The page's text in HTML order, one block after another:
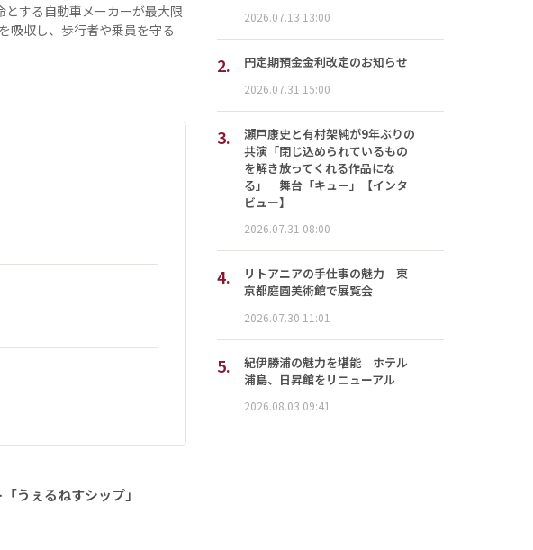
する自動車メーカーが最大限
収し、歩行者や乗員を守る
うぇるねすシップ」
2026.07.13 13:00
2. 円定期預金金利改定のお知らせ
2026.07.31 15:00
3.
瀬戸康史と有村架純が9年ぶりの
共演「閉じ込められているもの
を解き放ってくれる作品にな
る」 舞台「キュー」【インタ
ビュー】
2026.07.31 08:00
4.
リトアニアの手仕事の魅力 東
京都庭園美術館で展覧会
2026.07.30 11:01
5.
紀伊勝浦の魅力を堪能 ホテル
浦島、日昇館をリニューアル
2026.08.03 09:41